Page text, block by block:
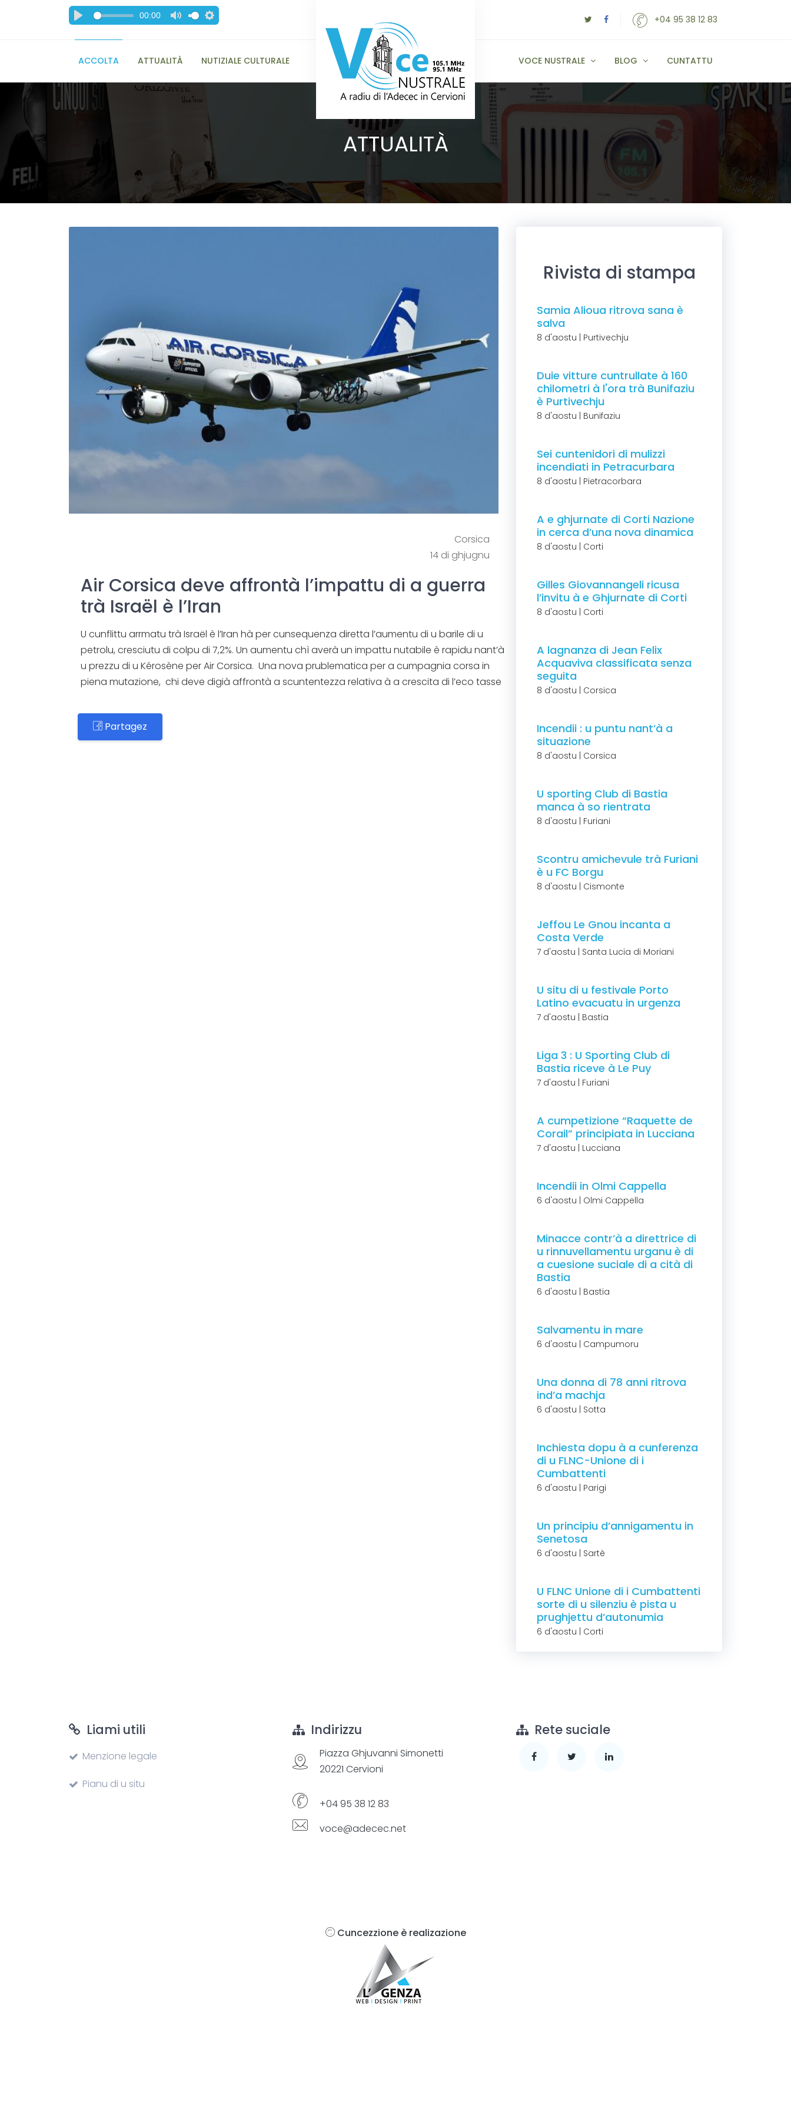
00:00 +04 95 38 12 83
ACCOLTA ATTUALITÀ NUTIZIALE CULTURALE VOCE NUSTRALE BLOG CUNTATTU
ATTUALITÀ
Corsica
14 di ghjugnu
Air Corsica deve affrontà l’impattu di a guerra
trà Israël è l’Iran
U cunflittu arrmatu trà Israël è l’Iran hà per cunsequenza diretta l’aumentu di u barile di u
petrolu, cresciutu di colpu di 7,2%. Un aumentu chì averà un impattu nutabile è rapidu nant’à
u prezzu di u Kérosène per Air Corsica. Una nova prublematica per a cumpagnia corsa in
piena mutazione, chi deve digià affrontà a scuntentezza relativa à a crescita di l’eco tasse
Partagez
Rivista di stampa
Samia Alioua ritrova sana è
salva
8 d'aostu | Purtivechju
Duie vitture cuntrullate à 160
chilometri à l'ora trà Bunifaziu
è Purtivechju
8 d'aostu | Bunifaziu
Sei cuntenidori di mulizzi
incendiati in Petracurbara
8 d'aostu | Pietracorbara
A e ghjurnate di Corti Nazione
in cerca d’una nova dinamica
8 d'aostu | Corti
Gilles Giovannangeli ricusa
l’invitu à e Ghjurnate di Corti
8 d'aostu | Corti
A lagnanza di Jean Felix
Acquaviva classificata senza
seguita
8 d'aostu | Corsica
Incendii : u puntu nant’à a
situazione
8 d'aostu | Corsica
U sporting Club di Bastia
manca à so rientrata
8 d'aostu | Furiani
Scontru amichevule trà Furiani
è u FC Borgu
8 d'aostu | Cismonte
Jeffou Le Gnou incanta a
Costa Verde
7 d'aostu | Santa Lucia di Moriani
U situ di u festivale Porto
Latino evacuatu in urgenza
7 d'aostu | Bastia
Liga 3 : U Sporting Club di
Bastia riceve à Le Puy
7 d'aostu | Furiani
A cumpetizione “Raquette de
Corail” principiata in Lucciana
7 d'aostu | Lucciana
Incendii in Olmi Cappella
6 d'aostu | Olmi Cappella
Minacce contr’à a direttrice di
u rinnuvellamentu urganu è di
a cuesione suciale di a cità di
Bastia
6 d'aostu | Bastia
Salvamentu in mare
6 d'aostu | Campumoru
Una donna di 78 anni ritrova
ind’a machja
6 d'aostu | Sotta
Inchiesta dopu à a cunferenza
di u FLNC-Unione di i
Cumbattenti
6 d'aostu | Parigi
Un principiu d’annigamentu in
Senetosa
6 d'aostu | Sartè
U FLNC Unione di i Cumbattenti
sorte di u silenziu è pista u
prughjettu d’autonumia
6 d'aostu | Corti
Liami utili
Menzione legale
Pianu di u situ
Indirizzu
Piazza Ghjuvanni Simonetti
20221 Cervioni
+04 95 38 12 83
voce@adecec.net
Rete suciale
Cuncezzione è realizazione